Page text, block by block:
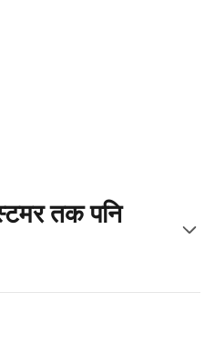
तक पनि